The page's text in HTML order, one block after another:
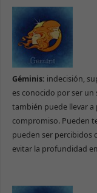
Géminis: indecisión,
es conocido por ser
también puede llevar
compromiso. Pueden
pueden ser percibidos
evitar la profundidad